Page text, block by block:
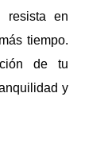
resista en
tiempo.
de tu
y